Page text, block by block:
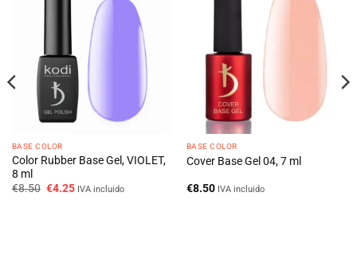
BASE COLOR
Color Rubber Base Gel, VIOLET,
8 ml
€8.50 O
€4.25OIVA incluido
BASE COLOR
Cover Base Gel 04, 7 ml
€8.50 IVA incluido